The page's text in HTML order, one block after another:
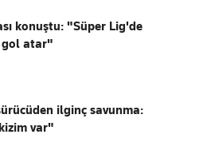
konuştu: "Süper Lig'de
gol atar"
ilginç savunma:
var"